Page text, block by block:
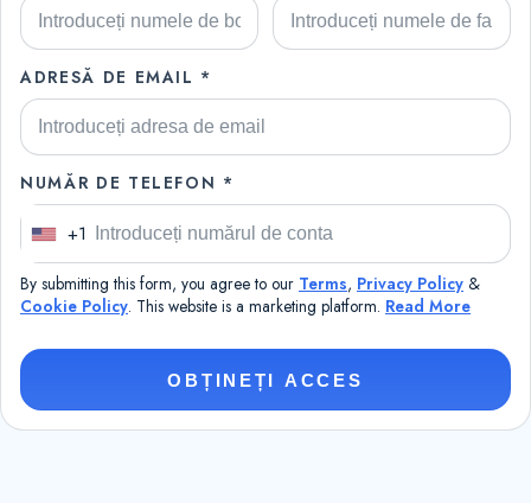
ADRESĂ DE EMAIL *
NUMĂR DE TELEFON *
U
n
i
S
+1
By submitting this form, you agree to our Terms, Privacy Policy &
Cookie Policy. This website is a marketing platform. Read More
OBȚINEȚI ACCES